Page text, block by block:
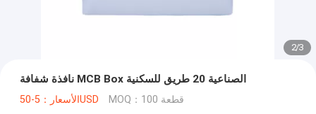
2/3
نافذة شفافة MCB Box الصناعية 20 طريق للسكنية
الأسعار：5-50USD MOQ：100 قطعة